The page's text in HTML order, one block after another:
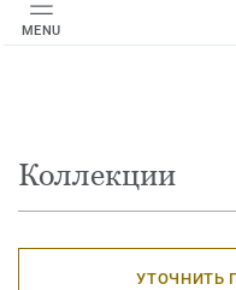
MENU
Коллекции
УТОЧНИТЬ